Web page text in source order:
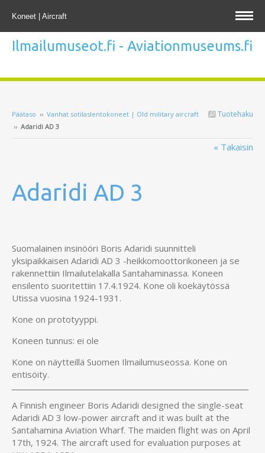
Koneet | Aircraft
Ilmailumuseot.fi - Aviationmuseums.fi
Tuotehaku
Päätaso ›› Vanhat sotilaslentokoneet | Old military aircraft
›› Adaridi AD 3
« Takaisin
Adaridi AD 3
Suomalainen insinööri Boris Adaridi suunnitteli
yksipaikkaisen Adaridi AD 3 -heikkomoottorikoneen ja se
rakennettiin Ilmailutelakalla Santahaminassa. Koneen
ensilento suoritettiin 17.4.1924. Kone oli koekäytössä
Utissa vuosina 1924-1931.
Kone on prototyyppi.
Koneen tunnus: ei ole
Kone on näytteillä Suomen Ilmailumuseossa. Kone on
entisöity.
A Finnish engineer Boris Adaridi designed the single-seat
Adaridi AD 3 low-power aircraft and it was built at the
Santahamina Aviation Wharf. The maiden flight was on April
17th, 1924. The aircraft used for evaluation purposes at